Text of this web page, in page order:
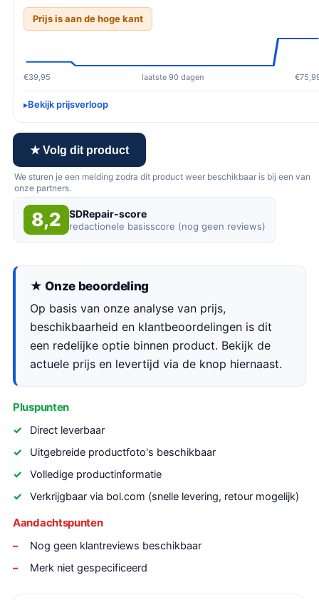
Prijs is aan de hoge kant
€39,95 laatste 90 dagen
Bekijk prijsverloop
★ Volg dit product
We sturen je een melding zodra dit product weer beschikbaar is bij een van
onze partners.
8,2 SDRepair-score
redactionele basisscore (nog geen reviews)
★ Onze beoordeling
Op basis van onze analyse van prijs,
beschikbaarheid en klantbeoordelingen is dit
een redelijke optie binnen product. Bekijk de
actuele prijs en levertijd via de knop hiernaast.
Pluspunten
Direct leverbaar
Uitgebreide productfoto's beschikbaar
Volledige productinformatie
Verkrijgbaar via bol.com (snelle levering, retour mogelijk)
Aandachtspunten
Nog geen klantreviews beschikbaar
Merk niet gespecificeerd